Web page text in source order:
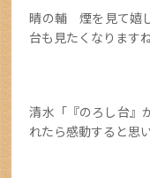
晴の輔 煙を見て嬉
台も見たくなりますね
清水「『のろし台』
れたら感動すると思